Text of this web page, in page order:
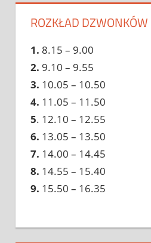
ROZKŁAD
1. 8.15 – 9.00
2. 9.10 – 9.55
3. 10.05 – 10.50
4. 11.05 – 11.50
5. 12.10 – 12.55
6. 13.05 – 13.50
7. 14.00 – 14.45
8. 14.55 – 15.40
9. 15.50 – 16.35